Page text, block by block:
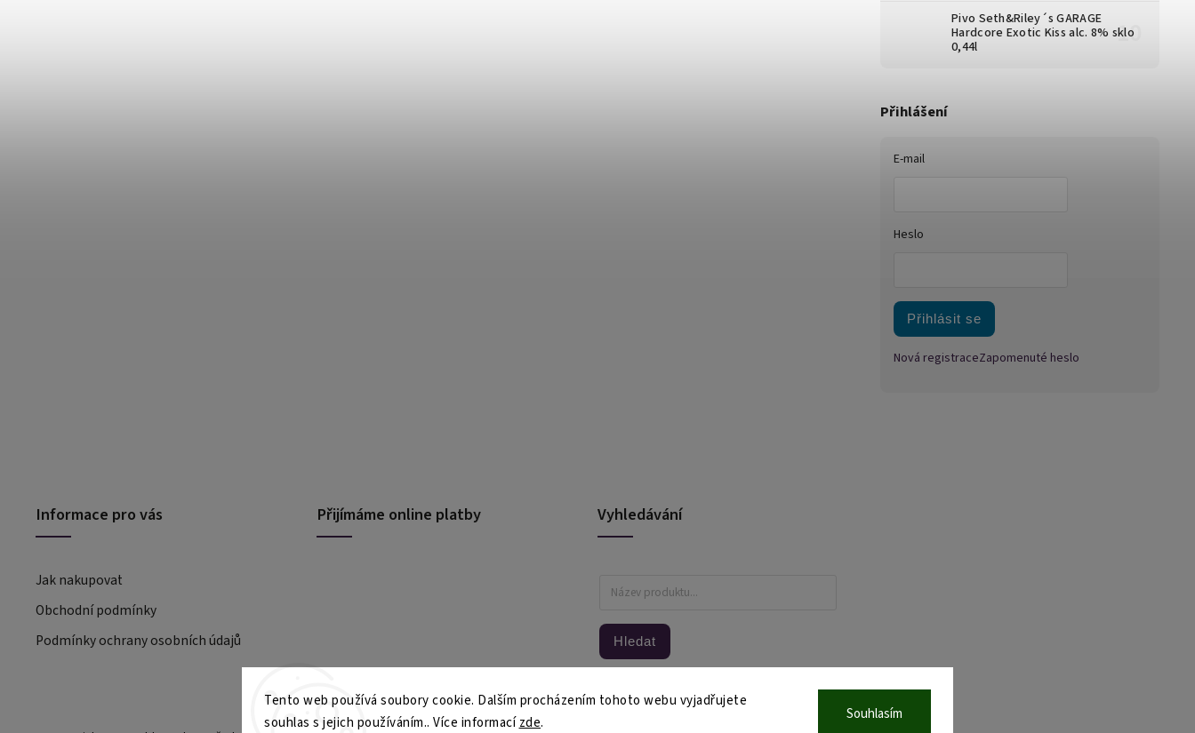
Tento web používá soubory cookie. Dalším procházením tohoto webu vyjadřujete
souhlas s jejich používáním.. Více informacízde. Souhlasím
Pivo Seth&Riley´s GARAGE
Hardcore Exotic Kiss alc. 8% sklo
0,44l
Přihlášení
E-mail
Heslo
Přihlásit se
Nová registraceZapomenuté heslo
Informace pro vás
Jak nakupovat
Obchodní podmínky
Podmínky ochrany osobních údajů
Přijímáme online platby Vyhledávání
Hledat